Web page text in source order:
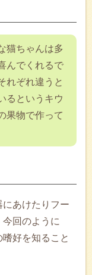
猫ちゃんは多
んでくれるで
れぞれ違うと
るというキウ
果物で作って
あけたりフー
今回のように
好を知ること